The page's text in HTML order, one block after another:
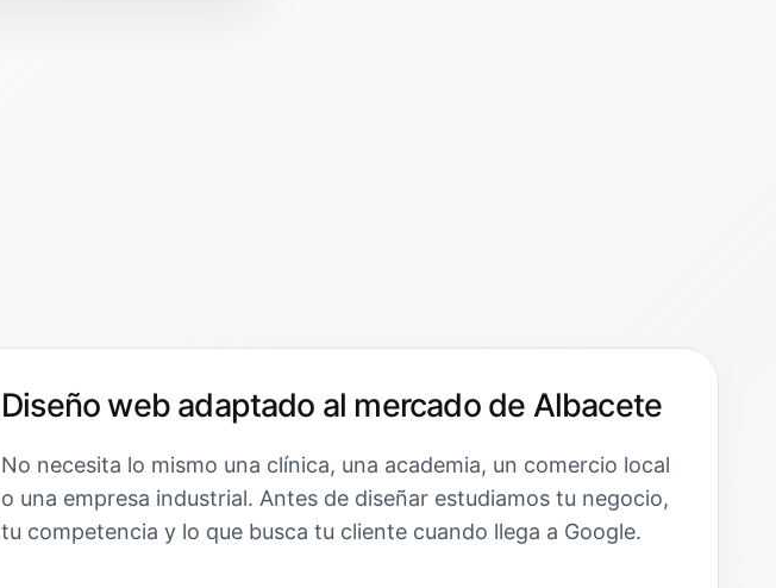
Diseño web adaptado al mercado de Albacete
No necesita lo mismo una clínica, una academia, un comercio local
o una empresa industrial. Antes de diseñar estudiamos tu negocio,
tu competencia y lo que busca tu cliente cuando llega a Google.